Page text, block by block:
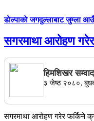
डाेल्पाकाे जगदुल्लाबाट जुम्ला
सगरमाथा आरोहण
हिमशिखर
३ जेष्ठ २०८०,
सगरमाथा आरोहण गरेर फर्किने